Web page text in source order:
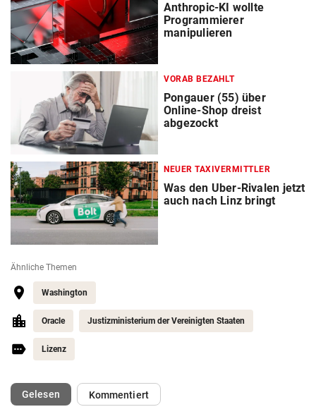
Anthropic-KI wollte
Programmierer
manipulieren
VORAB BEZAHLT
Pongauer (55) über
Online-Shop dreist
abgezockt
NEUER TAXIVERMITTLER
Was den Uber-Rivalen jetzt
auch nach Linz bringt
Ähnliche Themen
Washington
Oracle Justizministerium der Vereinigten Staaten
Lizenz
Gelesen(ausgewählt)Kommentiert